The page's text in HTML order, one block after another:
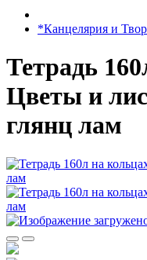
*Канцелярия и
Тетрадь
Цветы и
глянц лам